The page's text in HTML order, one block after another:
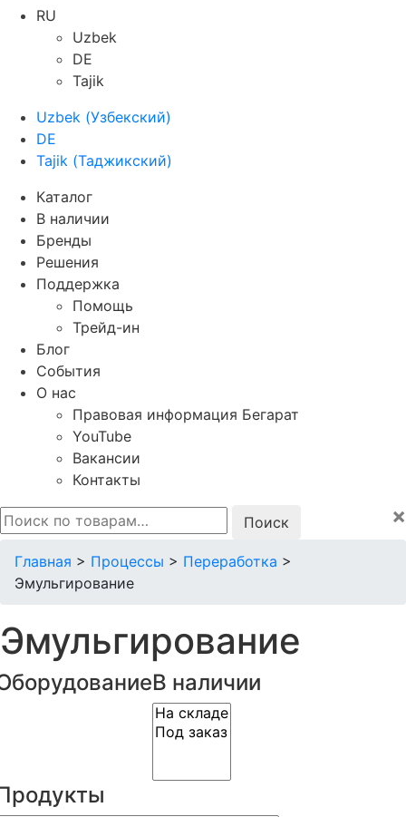
RU
Uzbek
DE
Tajik
Uzbek (Узбекский)
DE
Tajik (Таджикский)
Каталог
В наличии
Бренды
Решения
Поддержка
Помощь
Трейд-ин
Блог
События
О нас
Правовая информация Бегарат
YouTube
Вакансии
Контакты
Искать:
×
Главная > Процессы > Переработка >
Эмульгирование
Эмульгирование
В наличии